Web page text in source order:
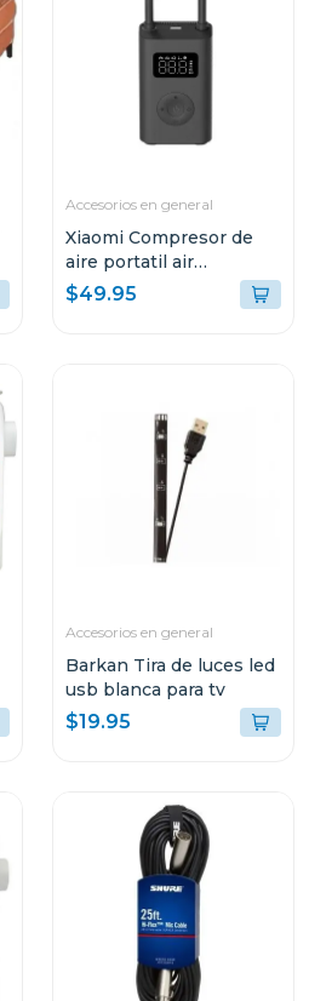
Accesorios en general
Xiaomi Compresor de
aire portatil air
compressor 2da gen
$49.95
Accesorios en general
Barkan Tira de luces led
usb blanca para tv
$19.95